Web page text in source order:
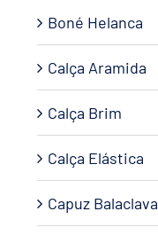
Boné Helanca
Calça Aramida
Calça Brim
Calça Elástica
Capuz Balaclava